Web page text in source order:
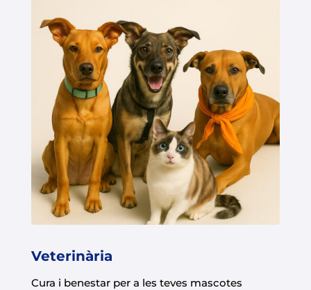
Veterinària
Cura i benestar per a les teves mascotes